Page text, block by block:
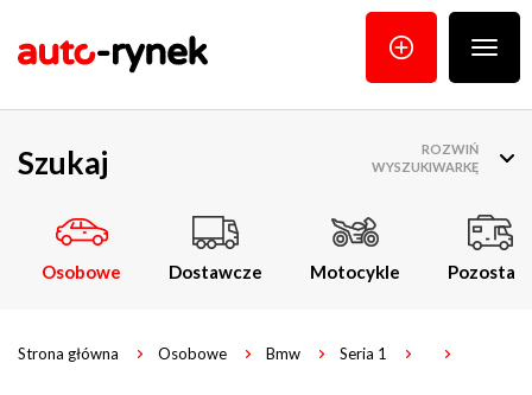
menu
Szukaj
Osobowe Dostawcze Motocykle Pozostałe
ROZWIŃ
WYSZUKIWARKĘ
Strona główna Osobowe Bmw Seria 1